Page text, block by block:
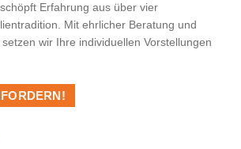
Erfahrung aus über vier
Mit ehrlicher Beratung und
wir Ihre individuellen Vorstellungen